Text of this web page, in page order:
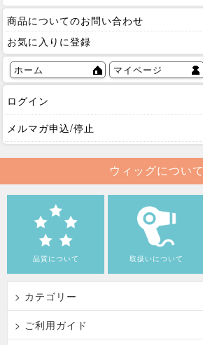
商品についてのお問い合わせ
お気に入りに登録
ホーム マイページ
ログイン
メルマガ申込/停止
ウィッグについて
品質について 取扱いについて
> カテゴリー
> ご利用ガイド